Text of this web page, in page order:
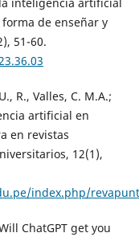
inteligencia artificial
de enseñar y
51-60.
R., Valles, C. M.A.;
artificial en
en revistas
12(1),
index.php/
ChatGPT get you